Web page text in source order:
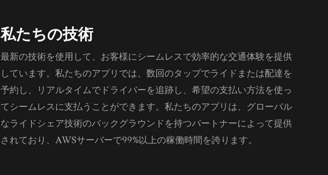
私たちの技術
最新の技術を使用して、お客様にシームレスで効率的な交通体験を提供
しています。私たちのアプリでは、数回のタップでライドまたは配達を
予約し、リアルタイムでドライバーを追跡し、希望の支払い方法を使っ
てシームレスに支払うことができます。私たちのアプリは、グローバル
なライドシェア技術のバックグラウンドを持つパートナーによって提供
されており、AWSサーバーで99%以上の稼働時間を誇ります。